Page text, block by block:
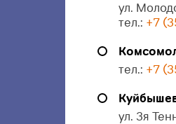
ул.
тел.: +7
тел.: +7
ул. 3я